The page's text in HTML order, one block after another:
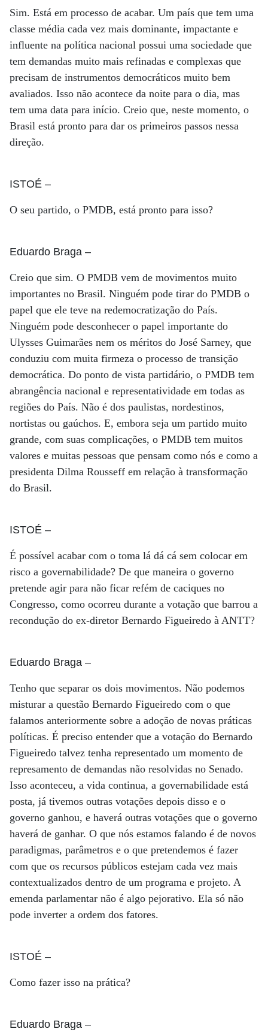
Sim. Está em processo de acabar. Um país que tem uma
classe média cada vez mais dominante, impactante e
influente na política nacional possui uma sociedade que
tem demandas muito mais refinadas e complexas que
precisam de instrumentos democráticos muito bem
avaliados. Isso não acontece da noite para o dia, mas
tem uma data para início. Creio que, neste momento, o
Brasil está pronto para dar os primeiros passos nessa
direção.
ISTOÉ –
O seu partido, o PMDB, está pronto para isso?
Eduardo Braga –
Creio que sim. O PMDB vem de movimentos muito
importantes no Brasil. Ninguém pode tirar do PMDB o
papel que ele teve na redemocratização do País.
Ninguém pode desconhecer o papel importante do
Ulysses Guimarães nem os méritos do José Sarney, que
conduziu com muita firmeza o processo de transição
democrática. Do ponto de vista partidário, o PMDB tem
abrangência nacional e representatividade em todas as
regiões do País. Não é dos paulistas, nordestinos,
nortistas ou gaúchos. E, embora seja um partido muito
grande, com suas complicações, o PMDB tem muitos
valores e muitas pessoas que pensam como nós e como a
presidenta Dilma Rousseff em relação à transformação
do Brasil.
ISTOÉ –
É possível acabar com o toma lá dá cá sem colocar em
risco a governabilidade? De que maneira o governo
pretende agir para não ficar refém de caciques no
Congresso, como ocorreu durante a votação que barrou a
recondução do ex-diretor Bernardo Figueiredo à ANTT?
Eduardo Braga –
Tenho que separar os dois movimentos. Não podemos
misturar a questão Bernardo Figueiredo com o que
falamos anteriormente sobre a adoção de novas práticas
políticas. É preciso entender que a votação do Bernardo
Figueiredo talvez tenha representado um momento de
represamento de demandas não resolvidas no Senado.
Isso aconteceu, a vida continua, a governabilidade está
posta, já tivemos outras votações depois disso e o
governo ganhou, e haverá outras votações que o governo
haverá de ganhar. O que nós estamos falando é de novos
paradigmas, parâmetros e o que pretendemos é fazer
com que os recursos públicos estejam cada vez mais
contextualizados dentro de um programa e projeto. A
emenda parlamentar não é algo pejorativo. Ela só não
pode inverter a ordem dos fatores.
ISTOÉ –
Como fazer isso na prática?
Eduardo Braga –